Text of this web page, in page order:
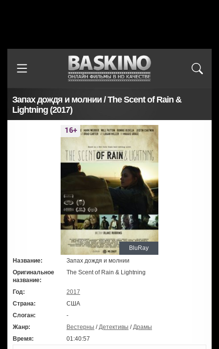
Запах дождя и молнии / The Scent of Rain &
Lightning (2017)
BluRay
Название:
Запах дождя и молнии
Оригинальное
название:
The Scent of Rain & Lightning
Год:
2017
Страна:
США
Слоган:
-
Жанр:
Вестерны /Детективы /Драмы
Время:
01:40:57